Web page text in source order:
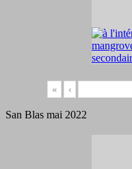
« ‹
San Blas mai 2022